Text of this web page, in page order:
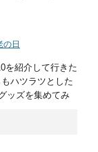
の日
を紹介して行きた
ハツラツとした
ッズを集めてみ